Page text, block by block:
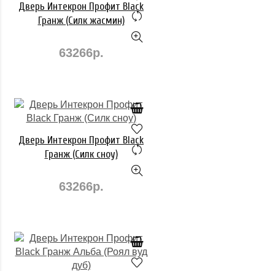
Дверь Интекрон Профит Black
Гранж (Силк жасмин)
63266р.
Дверь Интекрон Профит Black
Гранж (Силк сноу)
63266р.